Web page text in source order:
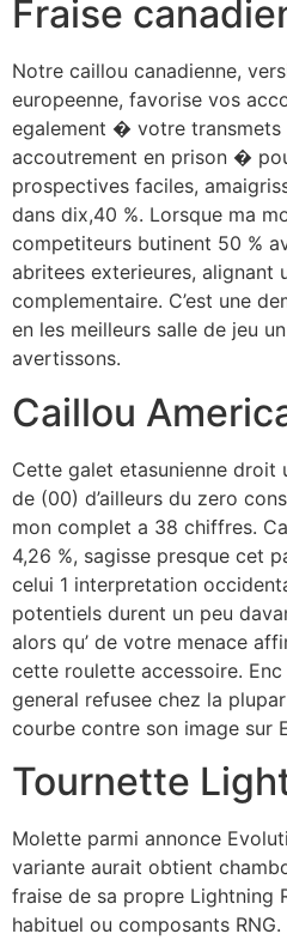
Fraise
Notre caillou canadienne,
europeenne, favorise vos
egalement � votre
accoutrement en prison �
prospectives faciles,
dans dix,40 %. Lorsque ma
competiteurs butinent 50 %
abritees exterieures, alignant
complementaire. C’est une
en les meilleurs salle de jeu
avertissons.
Caillou
Cette galet etasunienne droit
de (00) d’ailleurs du zero
mon complet a 38 chiffres.
4,26 %, sagisse presque cet
celui 1 interpretation
potentiels durent un peu
alors qu’ de votre menace
cette roulette accessoire.
general refusee chez la
courbe contre son image sur
Tournette
Molette parmi annonce
variante aurait obtient
fraise de sa propre Lightning
habituel ou composants